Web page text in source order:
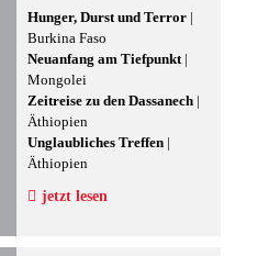
Hunger, Durst und Terror |
Burkina Faso
Neuanfang am Tiefpunkt|
Mongolei
Zeitreise zu den Dassanech |
Äthiopien
Unglaubliches Treffen |
Äthiopien
jetzt lesen